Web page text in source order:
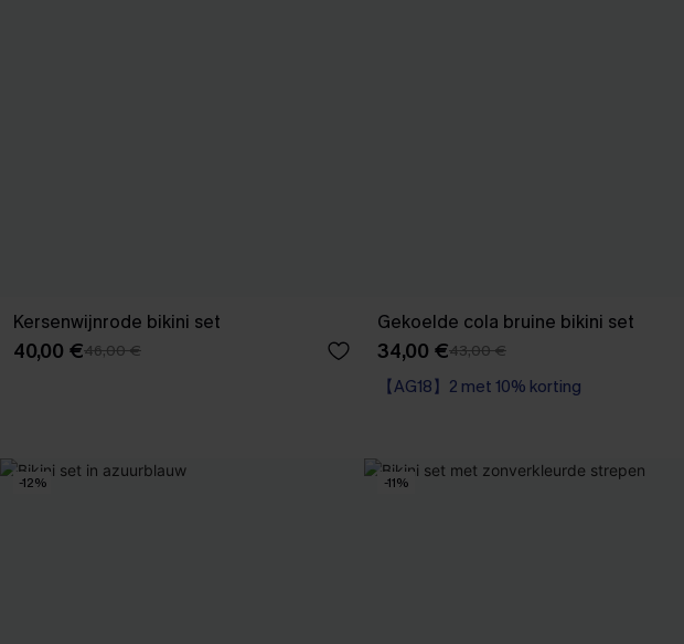
Kersenwijnrode bikini set
40,00 €46,00 €
Gekoelde cola bruine bikini set
34,00 €43,00 €
【AG18】2 met 10% korting
-12% -11%